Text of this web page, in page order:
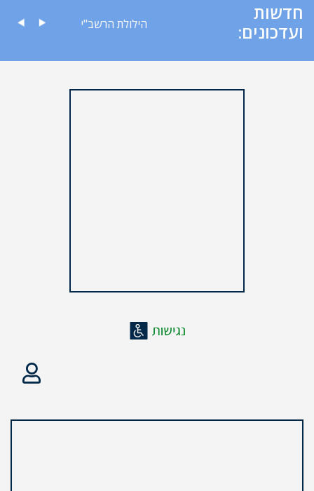
חדשות
ועדכונים:
לציבור הילולת הרשב"י